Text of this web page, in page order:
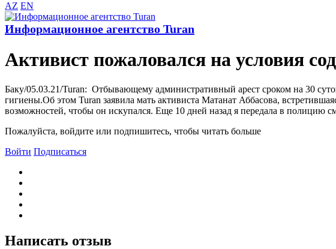
AZ EN
Информационное агентство Turan
Активист пожаловался на условия
Баку/05.03.21/Turan: Отбывающему административный арест сроком на 30
гигиены.Об этом Turan заявила мать активиста Матанат Аббасова,
возможностей, чтобы он искупался. Еще 10 дней назад я передала в полицию
Пожалуйста, войдите или подпишитесь, чтобы читать больше
Войти Подписаться
Написать отзыв